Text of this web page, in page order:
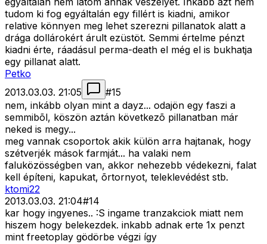
tudom ki fog egyáltalán egy fillért is kiadni, amikor
relative könnyen meg lehet szerezni pillanatok alatt a
drága dollárokért árult ezüstöt. Semmi értelme pénzt
kiadni érte, ráadásul perma-death el még el is bukhatja
egy pillanat alatt.
Petko
2013.03.03. 21:05
#15
nem, inkább olyan mint a dayz... odajön egy faszi a
semmibõl, köszön aztán következõ pillanatban már
neked is megy...
meg vannak csoportok akik külön arra hajtanak, hogy
szétverjék mások farmját... ha valaki nem
faluközösségben van, akkor nehezebb védekezni, falat
kell építeni, kapukat, õrtornyot, teleklevédést stb.
ktomi22
2013.03.03. 21:04#14
kar hogy ingyenes.. :S ingame tranzakciok miatt nem
hiszem hogy belekezdek. inkabb adnak erte 1x penzt
mint freetoplay gödörbe végzi így